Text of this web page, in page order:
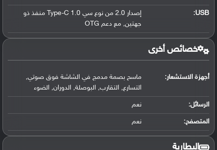
USB
:
إصدار 2.0 من نوع سي Type-C 1.0 منفذ ذو
جهتين, مع دعم OTG
خصائص أخرى
أجهزة الاستشعار:
ماسح بصمة مدمج في الشاشة فوق صوتي,
التسارع, التقارب, البوصلة, الدوران, الضوء
الرسائل: نعم
المتصفح: نعم
البطارية